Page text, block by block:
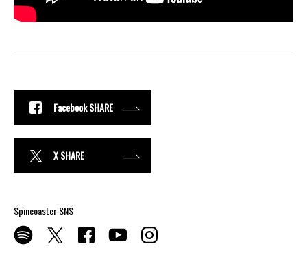
Facebook SHARE
X SHARE
Spincoaster SNS